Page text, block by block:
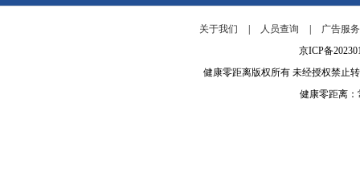
关于我们 人员查询
广告服
京ICP备
健康零距离版权所有 未经授权禁止
健康零距离